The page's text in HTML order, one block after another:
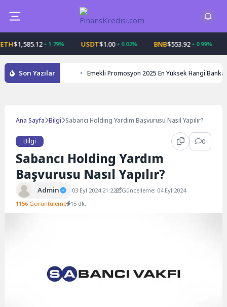
1.79% USDT$1.00 0.02% $553.92 0.99%
Son Yazılar Emekli Promosyon 2025 En Yüksek Hangi Banka
Ana Sayfa Bilgi Sabancı Holding Yardım Başvurusu Nasıl Yapılır?
Bilgi 0
Sabancı Holding Yardım
Başvurusu Nasıl Yapılır?
Admin 03 Eyl 2024 21:22
Güncelleme: 04 Eyl 2024
1156 Görüntüleme 15 dk.